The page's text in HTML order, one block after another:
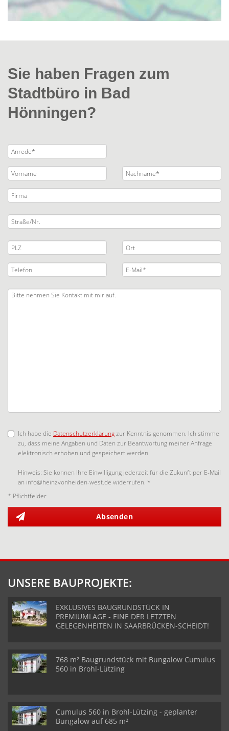
Sie haben Fragen zum
Stadtbüro in Bad
Hönningen?
Ich habe die Datenschutzerklärungzur Kenntnis genommen. Ich stimme
zu, dass meine Angaben und Daten zur Beantwortung meiner Anfrage
elektronisch erhoben und gespeichert werden.
Hinweis: Sie können Ihre Einwilligung jederzeit für die Zukunft per E-Mail
an info@heinzvonheiden-west.de widerrufen. *
* Pflichtfelder
Absenden
UNSERE BAUPROJEKTE:
EXKLUSIVES BAUGRUNDSTÜCK IN
PREMIUMLAGE - EINE DER LETZTEN
GELEGENHEITEN IN SAARBRÜCKEN-SCHEIDT!
768 m² Baugrundstück mit Bungalow Cumulus
560 in Brohl-Lützing
Cumulus 560 in Brohl-Lützing - geplanter
Bungalow auf 685 m²